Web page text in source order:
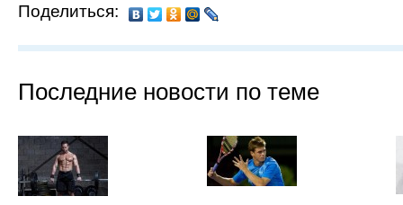
Поделиться:
Последние новости по теме